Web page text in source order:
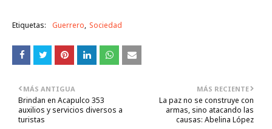
Etiquetas: Guerrero Sociedad
MÁS RECIENTE
La paz no se construye con
armas, sino atacando las
causas: Abelina López
MÁS ANTIGUA
Brindan en Acapulco 353
auxilios y servicios diversos a
turistas